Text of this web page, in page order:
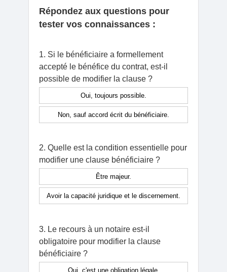
Répondez aux questions pour
tester vos connaissances :
1. Si le bénéficiaire a formellement
accepté le bénéfice du contrat, est-il
possible de modifier la clause ?
Oui, toujours possible.
Non, sauf accord écrit du bénéficiaire.
2. Quelle est la condition essentielle pour
modifier une clause bénéficiaire ?
Être majeur.
Avoir la capacité juridique et le discernement.
3. Le recours à un notaire est-il
obligatoire pour modifier la clause
bénéficiaire ?
Oui, c'est une obligation légale.